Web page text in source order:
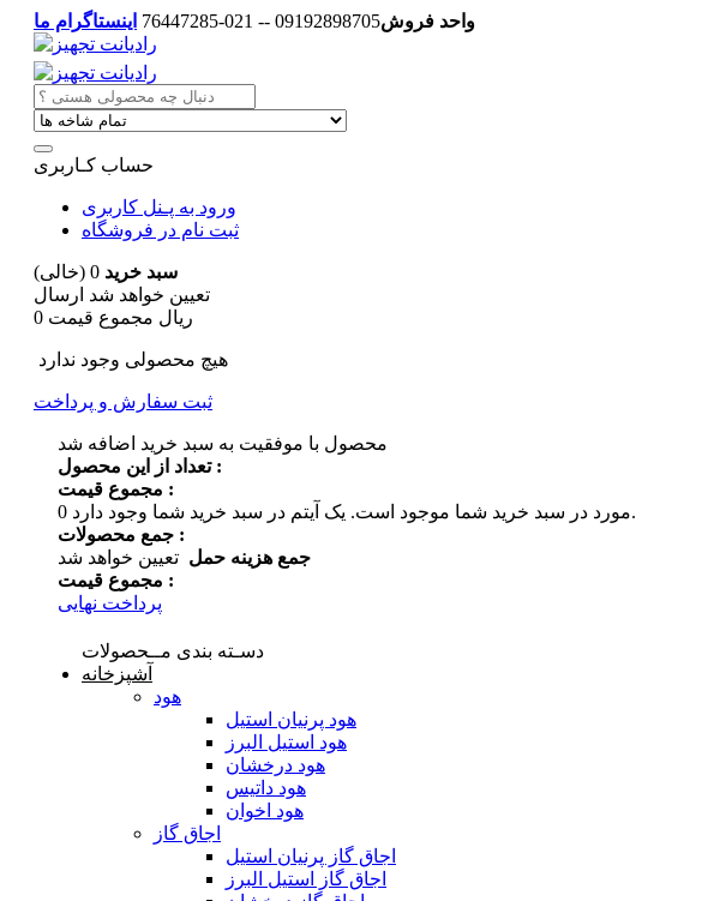
واحد فروش09192898705 -- 021-76447285 اینستاگرام ما
حساب کـاربری
ورود به پـنل کاربری
ثبت نام در فروشگاه
سبد خرید 0 (خالی)
تعیین خواهد شد ارسال
0 ریال مجموع قیمت
هیچ محصولی وجود ندارد
ثبت سفارش و پرداخت
محصول با موفقیت به سبد خرید اضافه شد
تعداد از این محصول :
مجموع قیمت :
0
مورد در سبد خرید شما موجود است.یک آیتم در سبد خرید شما وجود دارد.
جمع محصولات :
جمع هزینه حمل تعیین خواهد شد
مجموع قیمت :
پرداخت نهایی
دسـته بندی مــحصولات
آشپزخانه
هود
هود پرنیان استیل
هود استیل البرز
هود درخشان
هود داتیس
هود اخوان
اجاق گاز
اجاق گاز پرنیان استیل
اجاق گاز استیل البرز